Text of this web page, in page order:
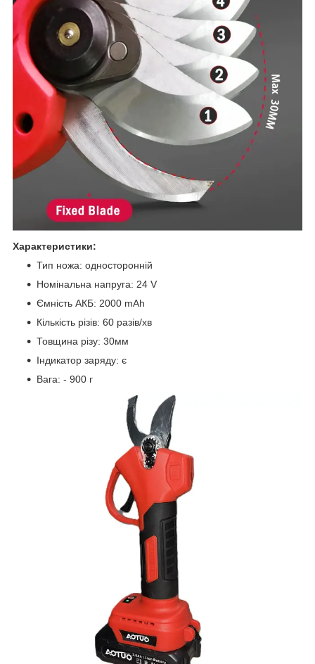
Характеристики:
Тип ножа: односторонній
Номінальна напруга: 24 V
Ємність АКБ: 2000 mAh
Кількість різів: 60 разів/хв
Товщина різу: 30мм
Індикатор заряду: є
Вага: - 900 г